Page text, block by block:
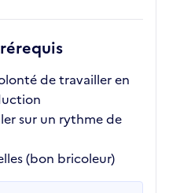
de travailler en
sur un rythme de
(bon bricoleur)